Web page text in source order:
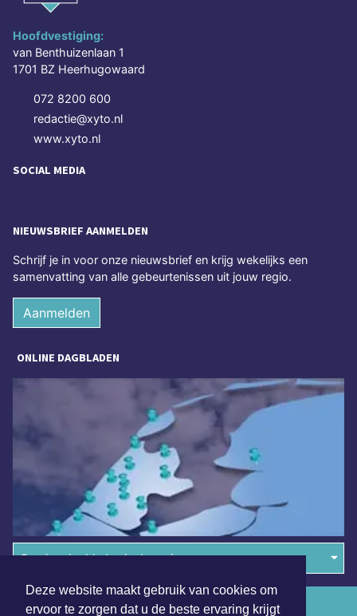
Deze website maakt gebruik van cookies om
ervoor te zorgen dat u de beste ervaring krijgt
Hoofdvestiging:
van Benthuizenlaan 1
1701 BZ Heerhugowaard
072 8200 600
redactie@xyto.nl
www.xyto.nl
SOCIAL MEDIA
NIEUWSBRIEF AANMELDEN
Schrijf je in voor onze nieuwsbrief en krijg wekelijks een
samenvatting van alle gebeurtenissen uit jouw regio.
Aanmelden
ONLINE DAGBLADEN
Overige dagbladen in de regio
Algemene voorwaarden